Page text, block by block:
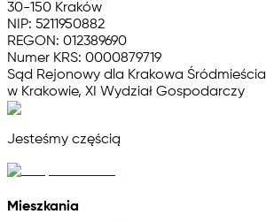
30-150 Kraków
NIP: 5211950882
REGON: 012389690
Numer KRS: 0000879719
Sąd Rejonowy dla Krakowa Śródmieścia
w Krakowie, XI Wydział Gospodarczy
Jesteśmy częścią
Mieszkania